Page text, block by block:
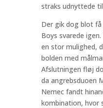
straks udnyttede
Der gik dog blot
Boys svarede
en stor mulighed,
bolden med
Afslutningen fløj
da angrebsduoen
Nemec fandt
kombination, hvor